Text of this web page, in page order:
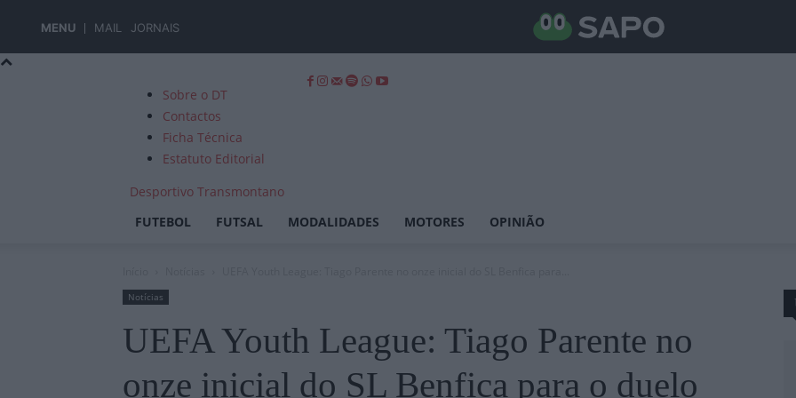
MENU MAIL JORNAIS
Sobre o DT
Contactos
Ficha Técnica
Estatuto Editorial
Desportivo Transmontano
FUTEBOL
FUTSAL MODALIDADES MOTORES OPINIÃO
Notícias
UEFA Youth League: Tiago Parente no
onze inicial do SL Benfica para o duelo